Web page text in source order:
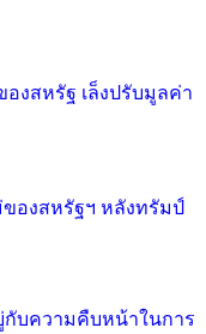
องสหรัฐ เล็งปรับมูลค่า
งสหรัฐฯ หลังทรัมป์
ความคืบหน้าในการ